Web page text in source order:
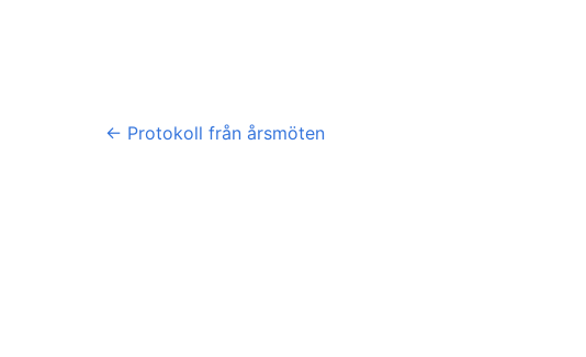
← Protokoll från årsmöten